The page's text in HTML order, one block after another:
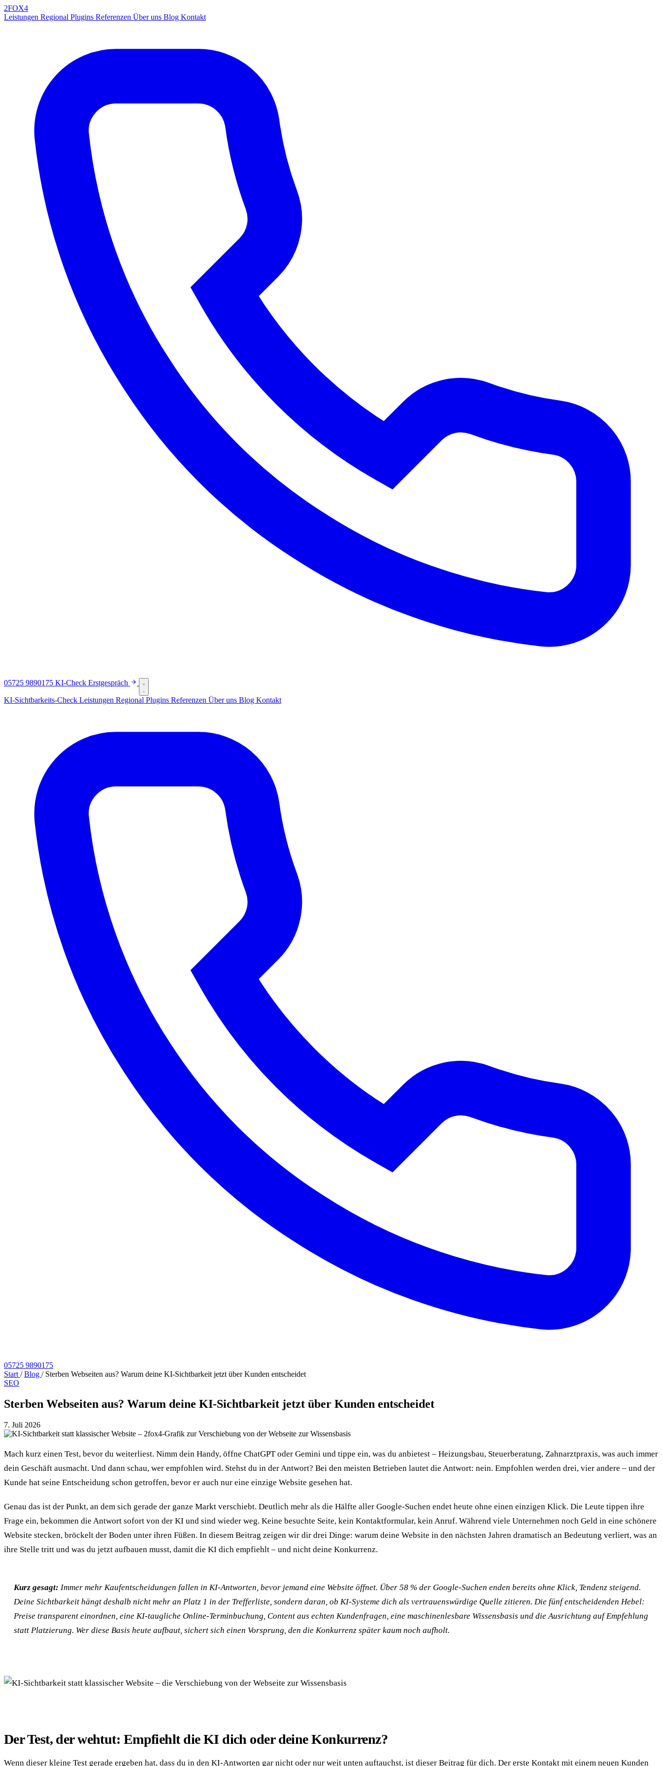
2FOX4
Leistungen Regional Plugins Referenzen Über uns Blog Kontakt
05725 9890175 KI-Check Erstgespräch
KI-Sichtbarkeits-Check Leistungen Regional Plugins Referenzen Über uns Blog Kontakt
05725 9890175
Start / Blog / Sterben Webseiten aus? Warum deine KI-Sichtbarkeit jetzt über Kunden entscheidet
SEO
Sterben Webseiten aus? Warum deine KI-Sichtbarkeit jetzt über Kunden entscheidet
7. Juli 2026
Mach kurz einen Test, bevor du weiterliest. Nimm dein Handy, öffne ChatGPT oder Gemini und tippe ein, was du anbietest – Heizungsbau, Steuerberatung, Zahnarztpraxis, was auch immer
dein Geschäft ausmacht. Und dann schau, wer empfohlen wird. Stehst du in der Antwort? Bei den meisten Betrieben lautet die Antwort: nein. Empfohlen werden drei, vier andere – und der
Kunde hat seine Entscheidung schon getroffen, bevor er auch nur eine einzige Website gesehen hat.
Genau das ist der Punkt, an dem sich gerade der ganze Markt verschiebt. Deutlich mehr als die Hälfte aller Google-Suchen endet heute ohne einen einzigen Klick. Die Leute tippen ihre
Frage ein, bekommen die Antwort sofort von der KI und sind wieder weg. Keine besuchte Seite, kein Kontaktformular, kein Anruf. Während viele Unternehmen noch Geld in eine schönere
Website stecken, bröckelt der Boden unter ihren Füßen. In diesem Beitrag zeigen wir dir drei Dinge: warum deine Website in den nächsten Jahren dramatisch an Bedeutung verliert, was an
ihre Stelle tritt und was du jetzt aufbauen musst, damit die KI dich empfiehlt – und nicht deine Konkurrenz.
Kurz gesagt: Immer mehr Kaufentscheidungen fallen in KI-Antworten, bevor jemand eine Website öffnet. Über 58 % der Google-Suchen enden bereits ohne Klick, Tendenz steigend.
Deine Sichtbarkeit hängt deshalb nicht mehr an Platz 1 in der Trefferliste, sondern daran, ob KI-Systeme dich als vertrauenswürdige Quelle zitieren. Die fünf entscheidenden Hebel:
Preise transparent einordnen, eine KI-taugliche Online-Terminbuchung, Content aus echten Kundenfragen, eine maschinenlesbare Wissensbasis und die Ausrichtung auf Empfehlung
statt Platzierung. Wer diese Basis heute aufbaut, sichert sich einen Vorsprung, den die Konkurrenz später kaum noch aufholt.
Der Test, der wehtut: Empfiehlt die KI dich oder deine Konkurrenz?
Wenn dieser kleine Test gerade ergeben hat, dass du in den KI-Antworten gar nicht oder nur weit unten auftauchst, ist dieser Beitrag für dich. Der erste Kontakt mit einem neuen Kunden